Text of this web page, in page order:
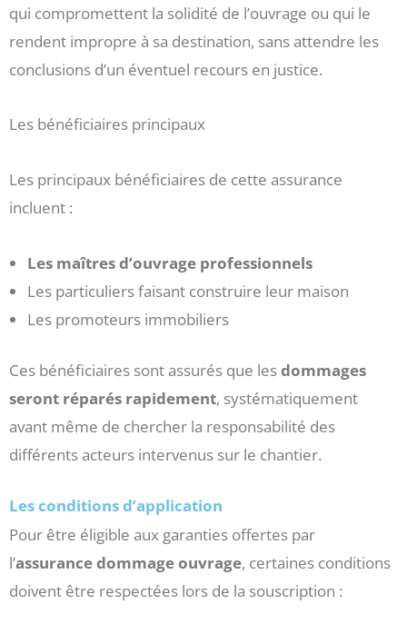
qui compromettent la solidité de l’ouvrage ou qui le
rendent impropre à sa destination, sans attendre les
conclusions d’un éventuel recours en justice.
Les bénéficiaires principaux
Les principaux bénéficiaires de cette assurance
incluent :
Les maîtres d’ouvrage professionnels
Les particuliers faisant construire leur maison
Les promoteurs immobiliers
Ces bénéficiaires sont assurés que lesdommages
seront réparés rapidement, systématiquement
avant même de chercher la responsabilité des
différents acteurs intervenus sur le chantier.
Les conditions d’application
Pour être éligible aux garanties offertes par
l’assurance dommage ouvrage, certaines conditions
doivent être respectées lors de la souscription :